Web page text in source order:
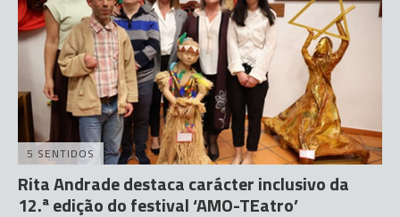
5 SENTIDOS
Rita Andrade destaca carácter inclusivo da
12.ª edição do festival ‘AMO-TEatro’